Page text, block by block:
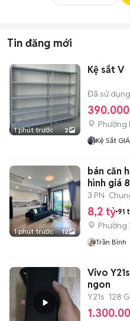
Tin đăng mới
1 phút trước 2
Kệ sắt V
Đã sử dụng
Phường
Kệ Sắt
1 phút trước 12
bán căn
hình giá
3 PN
8,2 tỷ 91
Phường
Trần Bình
Vivo
ngon
Y21s 128